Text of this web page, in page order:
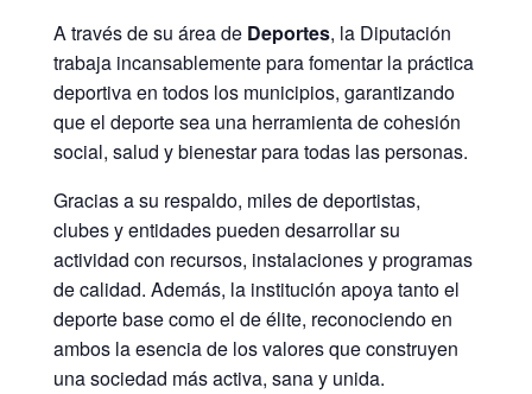
A través de su área de Deportes, la Diputación
trabaja incansablemente para fomentar la práctica
deportiva en todos los municipios, garantizando
que el deporte sea una herramienta de cohesión
social, salud y bienestar para todas las personas.
Gracias a su respaldo, miles de deportistas,
clubes y entidades pueden desarrollar su
actividad con recursos, instalaciones y programas
de calidad. Además, la institución apoya tanto el
deporte base como el de élite, reconociendo en
ambos la esencia de los valores que construyen
una sociedad más activa, sana y unida.